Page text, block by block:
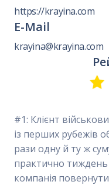
https://krayina.com
E-Mail
krayina@krayina.com
#1: Клієнт
із перших рубежів
рази одну й ту ж
практично
компанія